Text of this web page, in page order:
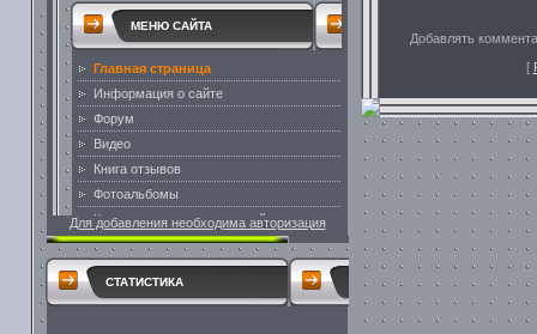
Для добавления необходима авторизация
СТАТИСТИКА
Добавлять
[